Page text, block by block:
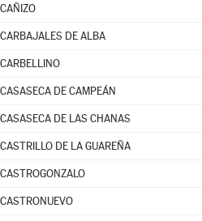
CAÑIZO
CARBAJALES DE ALBA
CARBELLINO
CASASECA DE CAMPEÁN
CASASECA DE LAS CHANAS
CASTRILLO DE LA GUAREÑA
CASTROGONZALO
CASTRONUEVO